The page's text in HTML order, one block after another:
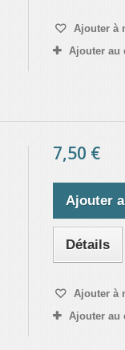
Ajouter à
Ajouter au
7,50 €
Ajouter
Détails
Ajouter à
Ajouter au